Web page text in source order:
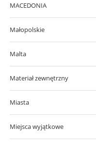
MACEDONIA
Małopolskie
Malta
Materiał zewnętrzny
Miasta
Miejsca wyjątkowe